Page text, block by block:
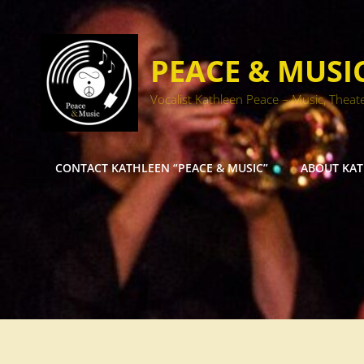
PEACE &
Vocalist Kathleen Peace – Music,
CONTACT KATHLEEN “PEACE & MUSIC” ABOUT